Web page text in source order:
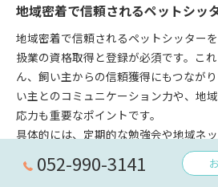
地域密着で信頼されるペットシッ
地域密着で信頼されるペットシッター
扱業の資格取得と登録が必須です。こ
ん、飼い主からの信頼獲得にもつなが
い主とのコミュニケーション力や、地
応力も重要なポイントです。
具体的には、定期的な勉強会や地域ネ
者からのフィードバックをサービス改
ます。また、ペットの健康管理や緊急
052-990-3141